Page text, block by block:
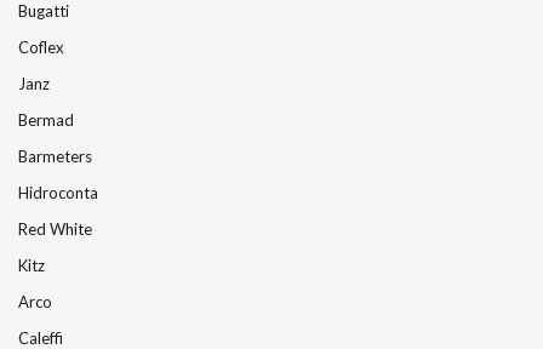
Bugatti
Coflex
Janz
Bermad
Barmeters
Hidroconta
Red White
Kitz
Arco
Caleffi